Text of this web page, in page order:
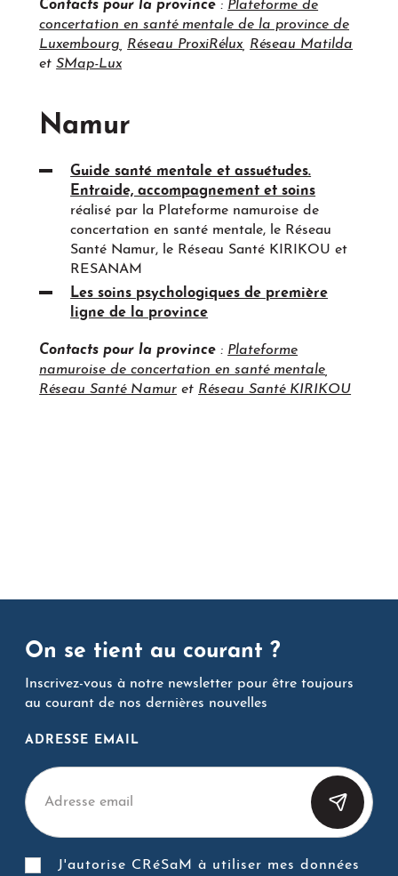
Contacts pour la province : Plateforme de
concertation en santé mentale de la province de
Luxembourg
Réseau ProxiRélux, Réseau Matilda
etSMap-Lux
Namur
Guide santé mentale et assuétudes.
Entraide, accompagnement et soins
réalisé par la Plateforme namuroise de
concertation en santé mentale, le Réseau
Santé Namur, le Réseau Santé KIRIKOU et
RESANAM
Les soins psychologiques de première
ligne de la province
Contacts pour la province : Plateforme
namuroise de concertation en santé mentale
Réseau Santé Namur et Réseau Santé KIRIKOU
On se tient au courant ?
Inscrivez-vous à notre newsletter pour être toujours
au courant de nos dernières nouvelles
ADRESSE EMAIL
J'autorise CRéSaM à utiliser mes données